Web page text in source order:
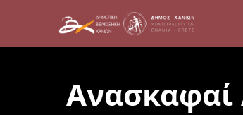
Ανασκαφαί